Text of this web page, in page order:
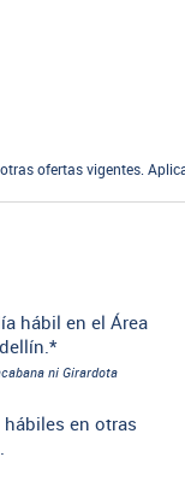
ofertas vigentes.
hábil en el Área
ni Girardota
hábiles en otras